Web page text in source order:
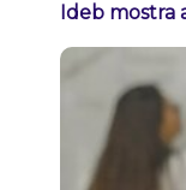
Ideb mostra